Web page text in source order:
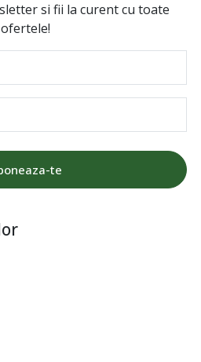
si fii la curent cu toate
ofertele!
te